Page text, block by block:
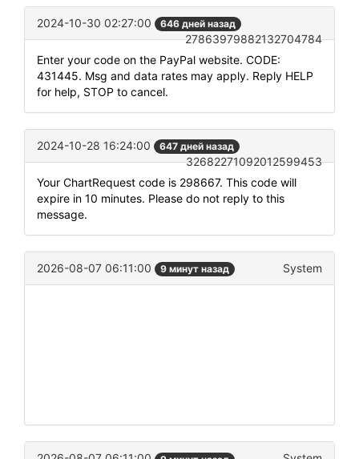
2024-10-30 02:27:00 646 дней назад
27863979882132704784
Enter your code on the PayPal website. CODE:
431445. Msg and data rates may apply. Reply HELP
for help, STOP to cancel.
2024-10-28 16:24:00 647 дней назад
32682271092012599453
Your ChartRequest code is 298667. This code will
expire in 10 minutes. Please do not reply to this
message.
2026-08-07 06:11:00 9 минут назад System